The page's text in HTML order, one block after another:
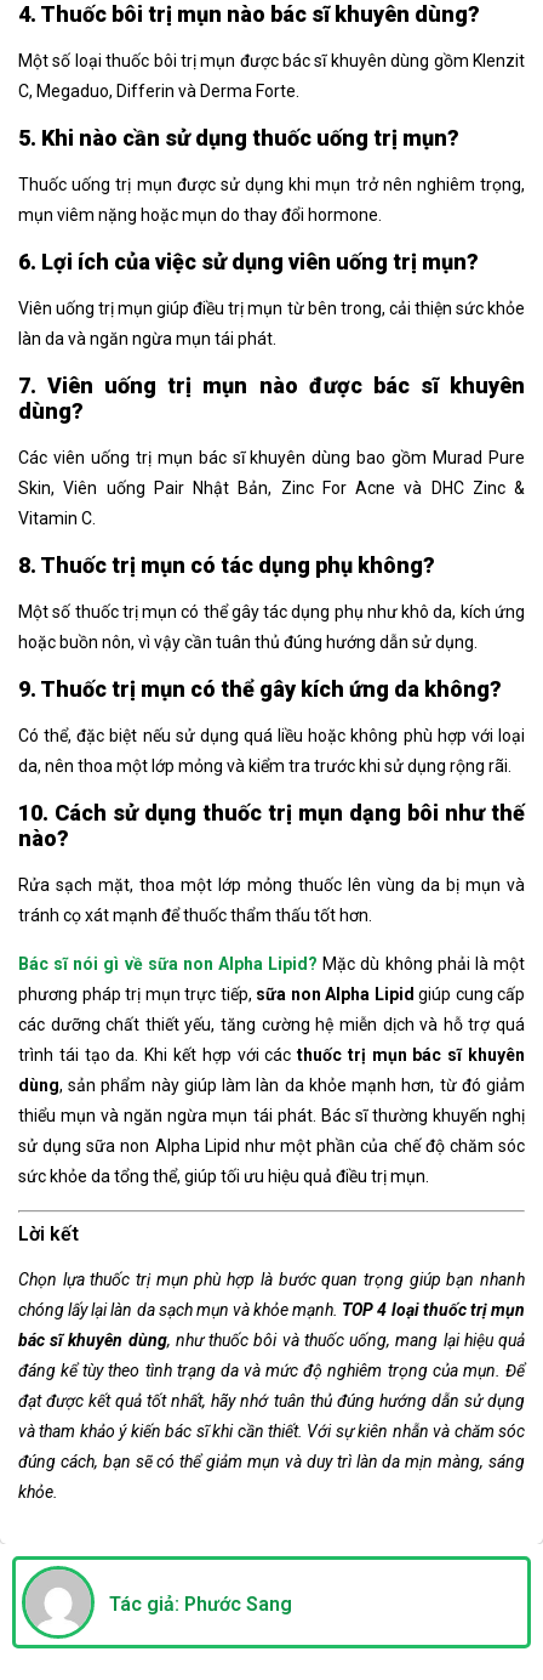
4. Thuốc bôi trị mụn nào bác sĩ khuyên dùng?
Một số loại thuốc bôi trị mụn được bác sĩ khuyên dùng gồm Klenzit
C, Megaduo, Differin và Derma Forte.
5. Khi nào cần sử dụng thuốc uống trị mụn?
Thuốc uống trị mụn được sử dụng khi mụn trở nên nghiêm trọng,
mụn viêm nặng hoặc mụn do thay đổi hormone.
6. Lợi ích của việc sử dụng viên uống trị mụn?
Viên uống trị mụn giúp điều trị mụn từ bên trong, cải thiện sức khỏe
làn da và ngăn ngừa mụn tái phát.
7. Viên uống trị mụn nào được bác sĩ khuyên
dùng?
Các viên uống trị mụn bác sĩ khuyên dùng bao gồm Murad Pure
Skin, Viên uống Pair Nhật Bản, Zinc For Acne và DHC Zinc &
Vitamin C.
8. Thuốc trị mụn có tác dụng phụ không?
Một số thuốc trị mụn có thể gây tác dụng phụ như khô da, kích ứng
hoặc buồn nôn, vì vậy cần tuân thủ đúng hướng dẫn sử dụng.
9. Thuốc trị mụn có thể gây kích ứng da không?
Có thể, đặc biệt nếu sử dụng quá liều hoặc không phù hợp với loại
da, nên thoa một lớp mỏng và kiểm tra trước khi sử dụng rộng rãi.
10. Cách sử dụng thuốc trị mụn dạng bôi như thế
nào?
Rửa sạch mặt, thoa một lớp mỏng thuốc lên vùng da bị mụn và
tránh cọ xát mạnh để thuốc thẩm thấu tốt hơn.
Bác sĩ nói gì về sữa non Alpha Lipid? Mặc dù không phải là một
phương pháp trị mụn trực tiếp, sữa non Alpha Lipid giúp cung cấp
các dưỡng chất thiết yếu, tăng cường hệ miễn dịch và hỗ trợ quá
trình tái tạo da. Khi kết hợp với cácthuốc trị mụn bác sĩ khuyên
dùng, sản phẩm này giúp làm làn da khỏe mạnh hơn, từ đó giảm
thiểu mụn và ngăn ngừa mụn tái phát. Bác sĩ thường khuyến nghị
sử dụng sữa non Alpha Lipid như một phần của chế độ chăm sóc
sức khỏe da tổng thể, giúp tối ưu hiệu quả điều trị mụn.
Lời kết
Chọn lựa thuốc trị mụn phù hợp là bước quan trọng giúp bạn nhanh
chóng lấy lại làn da sạch mụn và khỏe mạnh. TOP 4 loại thuốc trị mụn
bác sĩ khuyên dùng, như thuốc bôi và thuốc uống, mang lại hiệu quả
đáng kể tùy theo tình trạng da và mức độ nghiêm trọng của mụn. Để
đạt được kết quả tốt nhất, hãy nhớ tuân thủ đúng hướng dẫn sử dụng
và tham khảo ý kiến bác sĩ khi cần thiết. Với sự kiên nhẫn và chăm sóc
đúng cách, bạn sẽ có thể giảm mụn và duy trì làn da mịn màng, sáng
khỏe.
Tác giả: Phước Sang